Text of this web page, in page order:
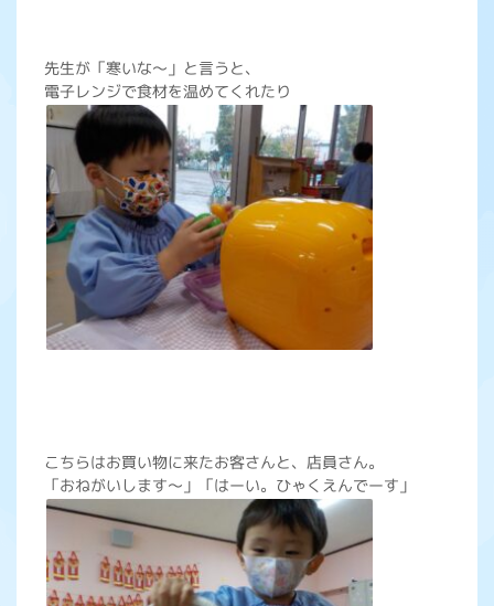
先生が「寒いな～」と言うと、
電子レンジで食材を温めてくれたり
こちらはお買い物に来たお客さんと、店員さん。
「おねがいします～」「はーい。ひゃくえんでーす」